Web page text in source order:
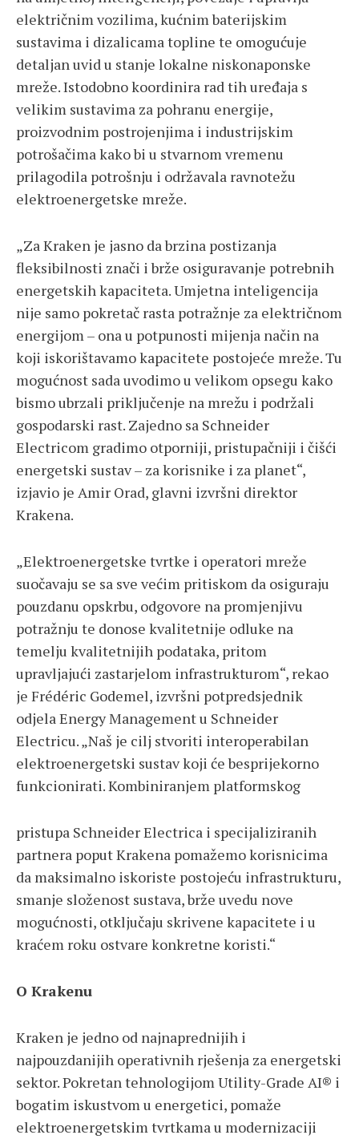
električnim vozilima, kućnim baterijskim
sustavima i dizalicama topline te omogućuje
detaljan uvid u stanje lokalne niskonaponske
mreže. Istodobno koordinira rad tih uređaja s
velikim sustavima za pohranu energije,
proizvodnim postrojenjima i industrijskim
potrošačima kako bi u stvarnom vremenu
prilagodila potrošnju i održavala ravnotežu
elektroenergetske mreže.
„Za Kraken je jasno da brzina postizanja
fleksibilnosti znači i brže osiguravanje potrebnih
energetskih kapaciteta. Umjetna inteligencija
nije samo pokretač rasta potražnje za električnom
energijom – ona u potpunosti mijenja način na
koji iskorištavamo kapacitete postojeće mreže. Tu
mogućnost sada uvodimo u velikom opsegu kako
bismo ubrzali priključenje na mrežu i podržali
gospodarski rast. Zajedno sa Schneider
Electricom gradimo otporniji, pristupačniji i čišći
energetski sustav – za korisnike i za planet“,
izjavio je Amir Orad, glavni izvršni direktor
Krakena.
„Elektroenergetske tvrtke i operatori mreže
suočavaju se sa sve većim pritiskom da osiguraju
pouzdanu opskrbu, odgovore na promjenjivu
potražnju te donose kvalitetnije odluke na
temelju kvalitetnijih podataka, pritom
upravljajući zastarjelom infrastrukturom“, rekao
je Frédéric Godemel, izvršni potpredsjednik
odjela Energy Management u Schneider
Electricu. „Naš je cilj stvoriti interoperabilan
elektroenergetski sustav koji će besprijekorno
funkcionirati. Kombiniranjem platformskog
pristupa Schneider Electrica i specijaliziranih
partnera poput Krakena pomažemo korisnicima
da maksimalno iskoriste postojeću infrastrukturu,
smanje složenost sustava, brže uvedu nove
mogućnosti, otključaju skrivene kapacitete i u
kraćem roku ostvare konkretne koristi.“
O Krakenu
Kraken je jedno od najnaprednijih i
najpouzdanijih operativnih rješenja za energetski
sektor. Pokretan tehnologijom Utility-Grade AI® i
bogatim iskustvom u energetici, pomaže
elektroenergetskim tvrtkama u modernizaciji